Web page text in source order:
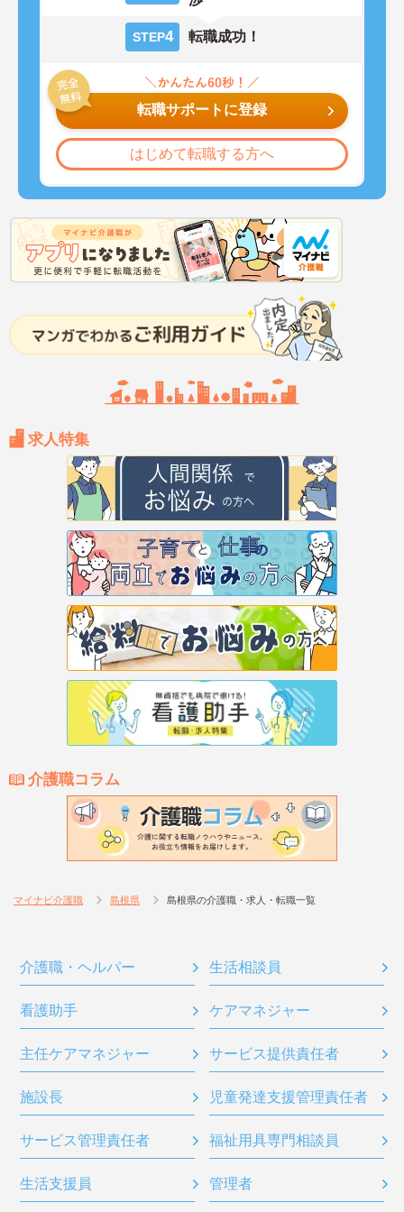
STEP4 転職成功！
転職サポートに登録
はじめて転職する方へ
求人特集
介護職コラム
マイナビ介護職 島根県 島根県の介護職・求人・転職一覧
介護職・ヘルパー 生活相談員
看護助手 ケアマネジャー
主任ケアマネジャー サービス提供責任者
施設長 児童発達支援管理責任者
サービス管理責任者 福祉用具専門相談員
生活支援員 管理者